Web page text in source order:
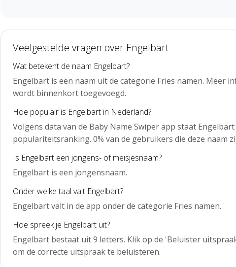
Veelgestelde vragen over Engelbart
Wat betekent de naam Engelbart?
Engelbart is een naam uit de categorie Fries namen. Meer
wordt binnenkort toegevoegd.
Hoe populair is Engelbart in Nederland?
Volgens data van de Baby Name Swiper app staat
populariteitsranking. 0% van de gebruikers die deze naam
Is Engelbart een jongens- of meisjesnaam?
Engelbart is een jongensnaam.
Onder welke taal valt Engelbart?
Engelbart valt in de app onder de categorie Fries namen.
Hoe spreek je Engelbart uit?
Engelbart bestaat uit 9 letters. Klik op de 'Beluister
om de correcte uitspraak te beluisteren.